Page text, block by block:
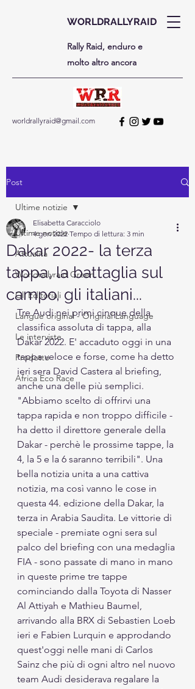
WORLDRALLYRAID
Rally Raid, enduro e
molto altro ancora
worldrallyraid@gmail.com
Post
Ultime notizie
Attualità
Worldrallyraid Green
Gli Editoriali
Langue original - Original Language
Le interviste
Prodotto
Africa Eco Race
Ultime notizie
Dakar 2022- la terza
tappa, la battaglia sul
campo, gli italiani...
Elisabetta Caracciolo
4 gen 2022 Tempo di lettura: 3 min
Tre Audi nei primi cinque della
classifica assoluta di tappa, alla
Dakar 2022. E' accaduto oggi in una
tappa veloce e forse, come ha detto
ieri sera David Castera al briefing,
anche una delle più semplici.
"Abbiamo scelto di offrirvi una
tappa rapida e non troppo difficile -
ha detto il direttore generale della
Dakar - perchè le prossime tappe, la
4, la 5 e la 6 saranno terribili". Una
bella notizia unita a una cattiva
notizia, ma così vanno le cose in
questa 44. edizione della Dakar, la
terza in Arabia Saudita. Le vittorie di
speciale - premiate ogni sera sul
palco del briefing con una medaglia
FIA - sono passate di mano in mano
in queste prime tre tappe
cominciando dalla Toyota di Nasser
Al Attiyah e Mathieu Baumel,
arrivando alla BRX di Sebastien Loeb
ieri e Fabien Lurquin e approdando
quest'oggi nelle mani di Carlos
Sainz che più di ogni altro nel nuovo
team Audi desiderava regalare la